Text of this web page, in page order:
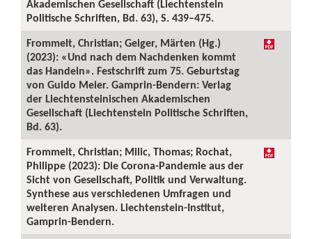
Akademischen Gesellschaft (Liechtenstein
Politische Schriften, Bd. 63), S. 439–475.
Frommelt, Christian; Geiger, Märten (Hg.)
(2023): «Und nach dem Nachdenken kommt
das Handeln». Festschrift zum 75. Geburtstag
von Guido Meier. Gamprin-Bendern: Verlag
der Liechtensteinischen Akademischen
Gesellschaft (Liechtenstein Politische Schriften,
Bd. 63).
Frommelt, Christian; Milic, Thomas; Rochat,
Philippe (2023): Die Corona-Pandemie aus der
Sicht von Gesellschaft, Politik und Verwaltung.
Synthese aus verschiedenen Umfragen und
weiteren Analysen. Liechtenstein-Institut,
Gamprin-Bendern.